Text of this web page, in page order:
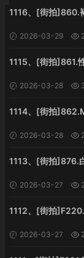
1116、[街拍]860.
2026-03-29
1115、[街拍]861.
2026-03-28
1114、[街拍
2026-03-28
1113、[街拍]876.
2026-03-27
1112、[街拍
2026-03-27